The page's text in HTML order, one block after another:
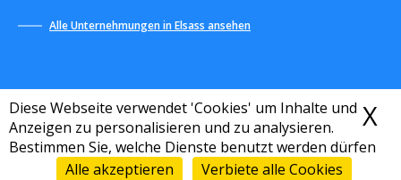
Diese Webseite verwendet 'Cookies' um Inhalte und
Anzeigen zu personalisieren und zu analysieren.
Bestimmen Sie, welche Dienste benutzt werden dürfen
Alle akzeptieren
Verbiete alle Cookies
X
Alle Unternehmungen in Elsass ansehen
Allgemeine Geschäftsbedingungen-Datenschutzrichtlinie-
Rechtliche Hinweise- Destination Bonjour-Sitemap